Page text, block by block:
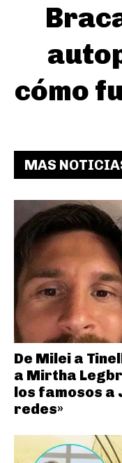
cómo
MAS
De Milei a
a Mirtha
los famosos a
redes»